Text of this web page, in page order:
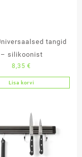
tangid
– silikoonist
8,35€
Lisa korvi